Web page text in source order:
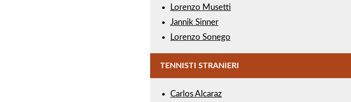
Lorenzo Musetti
Jannik Sinner
Lorenzo Sonego
TENNISTI STRANIERI
Carlos Alcaraz